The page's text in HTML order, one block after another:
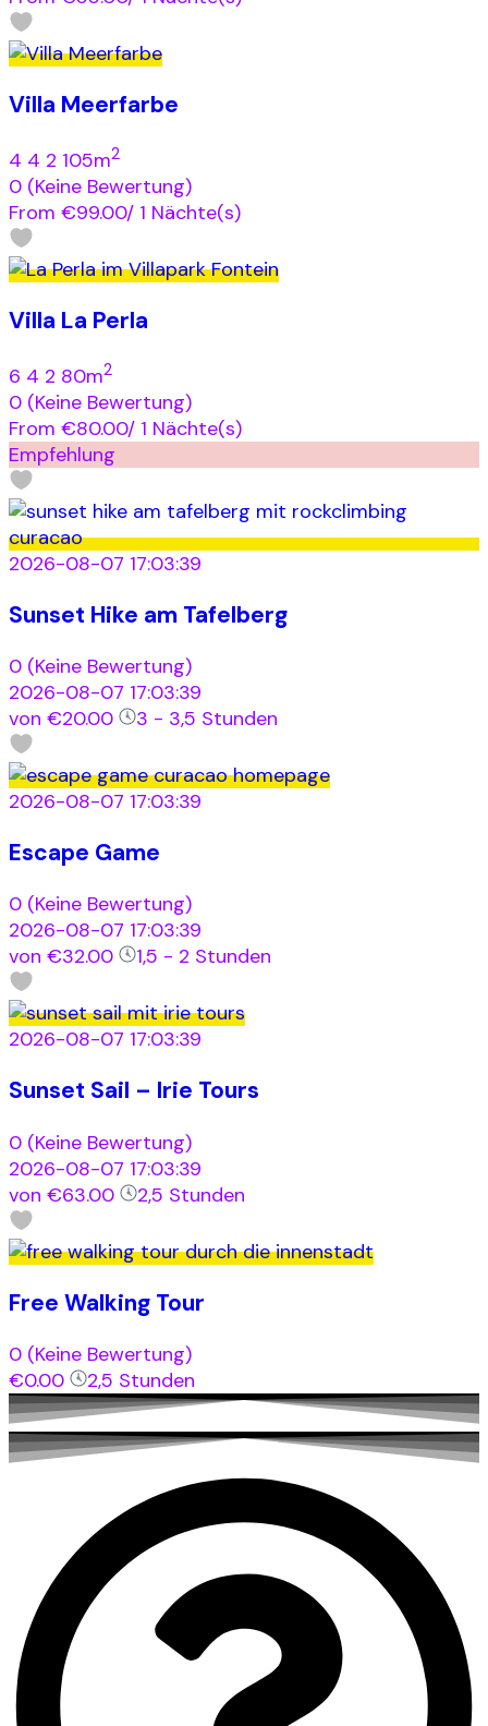
Villa Meerfarbe
4 4 2 105m2
0 (Keine Bewertung)
From €99.00/ 1 Nächte(s)
Villa La Perla
6 4 2 80m2
0 (Keine Bewertung)
From €80.00/ 1 Nächte(s)
Empfehlung
2026-08-07 17:03:39
Sunset Hike am Tafelberg
0 (Keine Bewertung)
2026-08-07 17:03:39
von €20.00 3 - 3,5 Stunden
2026-08-07 17:03:39
Escape Game
0 (Keine Bewertung)
2026-08-07 17:03:39
von €32.00 1,5 - 2 Stunden
2026-08-07 17:03:39
Sunset Sail – Irie Tours
0 (Keine Bewertung)
2026-08-07 17:03:39
von €63.00 2,5 Stunden
Free Walking Tour
0 (Keine Bewertung)
€0.00
2,5 Stunden